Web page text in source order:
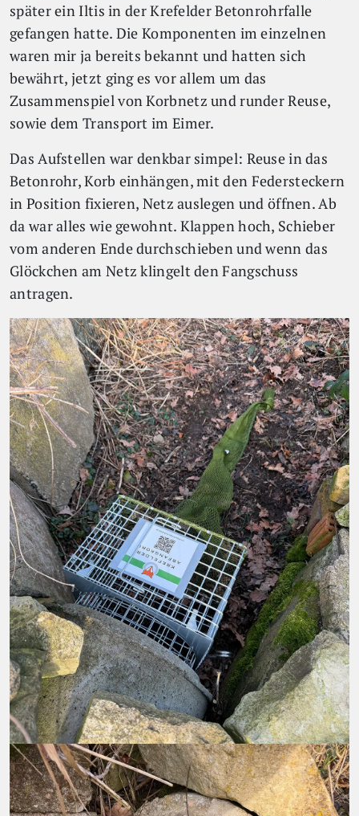
später ein Iltis in der Krefelder Betonrohrfalle
gefangen hatte. Die Komponenten im einzelnen
waren mir ja bereits bekannt und hatten sich
bewährt, jetzt ging es vor allem um das
Zusammenspiel von Korbnetz und runder Reuse,
sowie dem Transport im Eimer.
Das Aufstellen war denkbar simpel: Reuse in das
Betonrohr, Korb einhängen, mit den Federsteckern
in Position fixieren, Netz auslegen und öffnen. Ab
da war alles wie gewohnt. Klappen hoch, Schieber
vom anderen Ende durchschieben und wenn das
Glöckchen am Netz klingelt den Fangschuss
antragen.